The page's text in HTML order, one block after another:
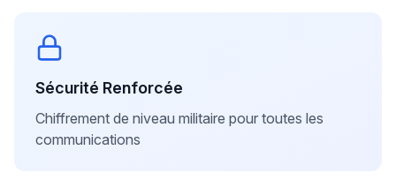
Sécurité Renforcée
Chiffrement de niveau militaire pour toutes les
communications